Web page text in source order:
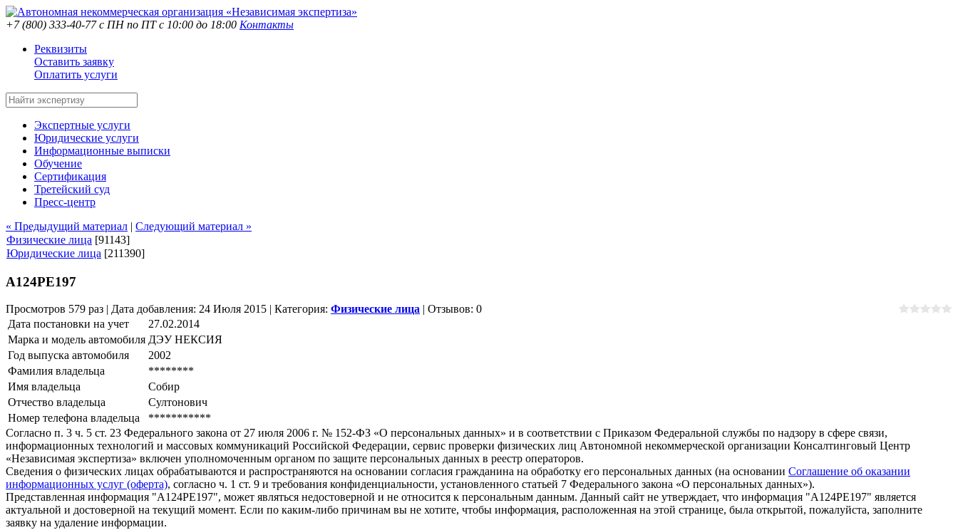
+7 (800) 333-40-77с ПН по ПТ с 10:00 до 18:00 Контакты
Реквизиты
Оставить заявку
Оплатить услуги
Экспертные услуги
Юридические услуги
Информационные выписки
Обучение
Сертификация
Третейский суд
Пресс-центр
« Предыдущий материал | Следующий материал »
Физические лица [91143]
Юридические лица [211390]
А124РЕ197
Просмотров 579 раз | Дата добавления: 24 Июля 2015 | Категория: Физические лица | Отзывов: 0
Дата постановки на учет
27.02.2014
Марка и модель автомобиля ДЭУ НЕКСИЯ
Год выпуска автомобиля
2002
Фамилия владельца
********
Имя владельца
Собир
Отчество владельца
Султонович
Номер телефона владельца
***********
Согласно п. 3 ч. 5 ст. 23 Федерального закона от 27 июля 2006 г. № 152-ФЗ «О персональных данных» и в соответствии с Приказом Федеральной службы по надзору в сфере связи,
информационных технологий и массовых коммуникаций Российской Федерации, сервис проверки физических лиц Автономной некоммерческой организации Консалтинговый Центр
«Независимая экспертиза» включен уполномоченным органом по защите персональных данных в реестр операторов.
Сведения о физических лицах обрабатываются и распространяются на основании согласия гражданина на обработку его персональных данных (на основании Соглашение об оказании
информационных услуг (оферта), согласно ч. 1 ст. 9 и требования конфиденциальности, установленного статьей 7 Федерального закона «О персональных данных»).
Представленная информация "А124РЕ197", может являться недостоверной и не относится к персональным данным. Данный сайт не утверждает, что информация "А124РЕ197" является
актуальной и достоверной на текущий момент. Если по каким-либо причинам вы не хотите, чтобы информация, расположенная на этой странице, была открытой, пожалуйста, заполните
заявку на удаление информации.